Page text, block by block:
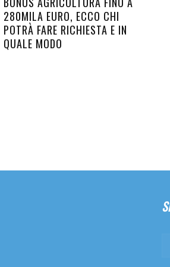
280MILA EURO, ECCO CHI
POTRÀ FARE RICHIESTA E IN
QUALE MODO